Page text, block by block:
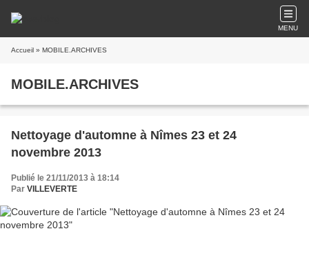
MENU
Accueil » MOBILE.ARCHIVES
MOBILE.ARCHIVES
Nettoyage d'automne à Nîmes 23 et 24
novembre 2013
Publié le 21/11/2013 à 18:14
Par VILLEVERTE